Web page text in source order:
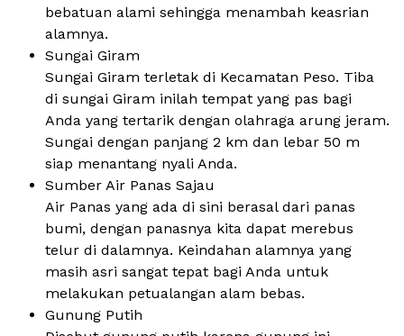
bebatuan alami sehingga menambah keasrian
alamnya.
Sungai Giram
Sungai Giram terletak di Kecamatan Peso. Tiba
di sungai Giram inilah tempat yang pas bagi
Anda yang tertarik dengan olahraga arung jeram.
Sungai dengan panjang 2 km dan lebar 50 m
siap menantang nyali Anda.
Sumber Air Panas Sajau
Air Panas yang ada di sini berasal dari panas
bumi, dengan panasnya kita dapat merebus
telur di dalamnya. Keindahan alamnya yang
masih asri sangat tepat bagi Anda untuk
melakukan petualangan alam bebas.
Gunung Putih